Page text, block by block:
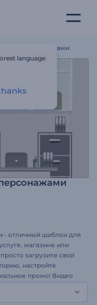
С Персонажами
- отличный шаблон для
магазине или
загрузите свой
настройте
промо! Видео
или
о своей компании,
language